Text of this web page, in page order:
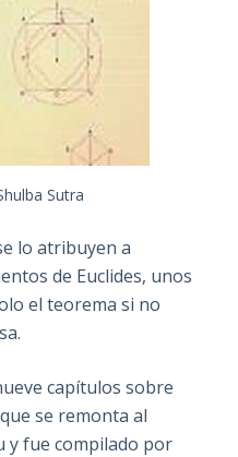
Sutra
lo atribuyen a
de Euclides, unos
el teorema si no
capítulos sobre
se remonta al
y fue compilado por